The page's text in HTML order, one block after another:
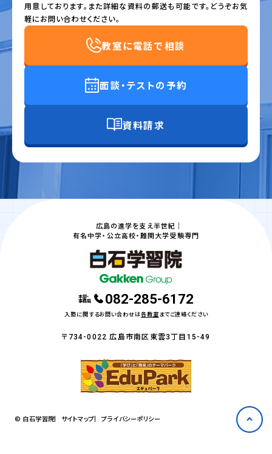
用意しております。また詳細な資料の郵送も可能です。どうぞお気
軽にお問い合わせください。
教室に電話で相談
面談・テストの予約
資料請求
広島の進学を支え半世紀｜
有名中学・公立高校・難関大学受験専門
本部・
事務局 082-285-6172
入塾に関するお問い合わせは各教室 までご連絡ください
〒734-0022 広島市南区東雲3丁目15-49
© 白石学習院 サイトマップ プライバシーポリシー